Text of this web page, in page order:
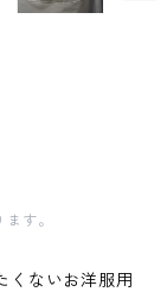
す。
くないお洋服用